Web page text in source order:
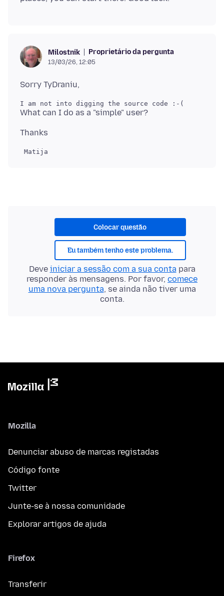
Milostnik Proprietário da pergunta
13/03/26, 12:05
Colocar questão
Eu também tenho este problema.
Deve iniciar a sessão com a sua conta para
responder às mensagens. Por favor, comece
uma nova pergunta, se ainda não tiver uma
conta.
Mozilla
Denunciar abuso de marcas registadas
Código fonte
Twitter
Junte-se à nossa comunidade
Explorar artigos de ajuda
Firefox
Transferir